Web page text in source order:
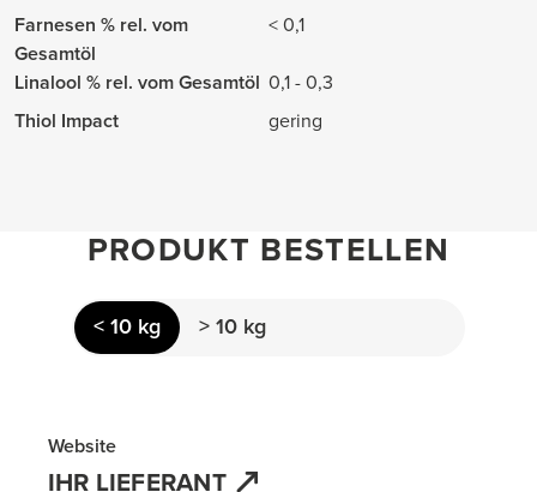
Farnesen % rel. vom
Gesamtöl
< 0,1
Linalool % rel. vom Gesamtöl 0,1 - 0,3
Thiol Impact
gering
PRODUKT BESTELLEN
< 10 kg > 10 kg
Website
IHR LIEFERANT